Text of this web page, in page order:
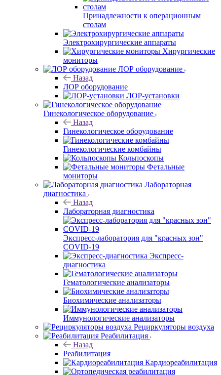
Принадлежности к операционным
столам
Электрохирургические аппараты
Хирургические
мониторы
ЛОР оборудование
Назад
ЛОР оборудование
ЛОР-установки
Гинекологическое оборудование
Назад
Гинекологическое оборудование
Гинекологические комбайны
Кольпоскопы
Фетальные
мониторы
Лабораторная
диагностика
Назад
Лабораторная диагностика
Экспресс-лаборатория для "красных зон"
COVID-19
Экспресс-
диагностика
Гематологические анализаторы
Биохимические анализаторы
Иммунологические анализаторы
Рециркуляторы воздуха
Реабилитация
Назад
Реабилитация
Кардиореабилитация